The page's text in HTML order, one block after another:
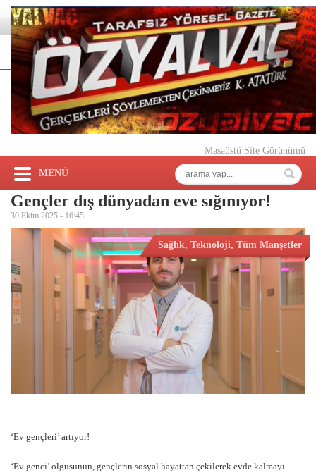
Masaüstü Site Görünümü
MENÜ
Gençler dış dünyadan eve sığınıyor!
30 Ekim 2025 - 16:45
Sağlık, Teknoloji, Tüm Manşetler
‘Ev gençleri’ artıyor!
‘Ev genci’ olgusunun, gençlerin sosyal hayattan çekilerek evde kalmayı